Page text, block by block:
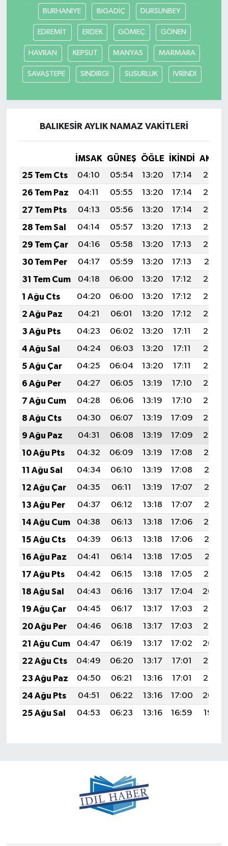
BURHANİYE BİGADİÇ DURSUNBEY
EDREMİT ERDEK GÖMEÇ GÖNEN
HAVRAN KEPSUT MANYAS MARMARA
SAVAŞTEPE SINDIRGI SUSURLUK İVRİNDİ
BALIKESİR AYLIK NAMAZ VAKITLERI
İMSAK GÜNEŞ ÖĞLE İKINDI
25 Tem Cts
04:10 05:54 13:20 17:14
20:36
26 Tem Paz
04:11 05:55 13:20 17:14
20:35
27 Tem Pts
04:13 05:56 13:20 17:14
20:34
28 Tem Sal
04:14 05:57 13:20 17:13
20:33
29 Tem Çar
04:16 05:58 13:20 17:13
20:32
30 Tem Per
04:17 05:59 13:20 17:13
20:31
31 Tem Cum
04:18 06:00 13:20 17:12
20:30
1 Ağu Cts
04:20 06:00 13:20 17:12
20:29
2 Ağu Paz
04:21 06:01 13:20 17:12
20:28
3 Ağu Pts
04:23 06:02 13:20 17:11
20:27
4 Ağu Sal
04:24 06:03 13:20 17:11
20:26
5 Ağu Çar
04:25 06:04 13:20 17:11
20:25
6 Ağu Per
04:27 06:05 13:19 17:10
20:24
7 Ağu Cum
04:28 06:06 13:19 17:10
20:23
8 Ağu Cts
04:30 06:07 13:19 17:09
20:22
9 Ağu Paz
04:31 06:08 13:19 17:09
20:20
10 Ağu Pts
04:32 06:09 13:19 17:08
20:19
11 Ağu Sal
04:34 06:10 13:19 17:08
20:18
12 Ağu Çar
04:35 06:11 13:19 17:07
20:17
13 Ağu Per
04:37 06:12 13:18 17:07
20:15
14 Ağu Cum
04:38 06:13 13:18 17:06
20:14
15 Ağu Cts
04:39 06:13 13:18 17:06
20:13
16 Ağu Paz
04:41 06:14 13:18 17:05
20:11
17 Ağu Pts
04:42 06:15 13:18 17:05
20:10
18 Ağu Sal
04:43 06:16 13:17 17:04
20:09
19 Ağu Çar
04:45 06:17 13:17 17:03
20:07
20 Ağu Per
04:46 06:18 13:17 17:03
20:06
21 Ağu Cum
04:47 06:19 13:17 17:02
20:04
22 Ağu Cts
04:49 06:20 13:17 17:01
20:03
23 Ağu Paz
04:50 06:21 13:16 17:01
20:02
24 Ağu Pts
04:51 06:22 13:16 17:00
20:00
25 Ağu Sal
04:53 06:23 13:16 16:59 19:59